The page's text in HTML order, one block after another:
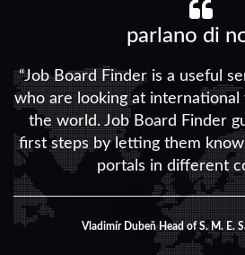
parlano di
“Job Board Finder is a useful
who are looking at international
the world. Job Board Finder
first steps by letting them
portals in different
Vladimír Dubeň Head of S. M. E.